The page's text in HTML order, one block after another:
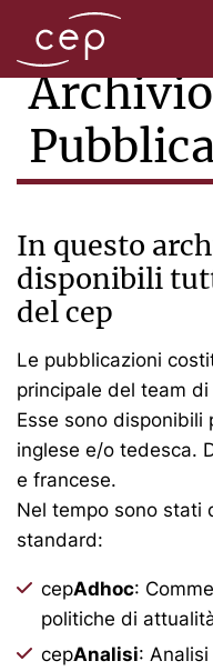
In questo
disponibili
del cep
Le pubblicazioni
principale del team
Esse sono disponibili
inglese e/o tedesca.
e francese.
Nel tempo sono stati
standard:
cepAdhoc:
politiche di
cepAnalisi: